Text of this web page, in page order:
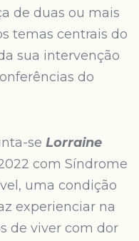
de duas ou mais
temas centrais do
sua intervenção
do
se Lorraine
com Síndrome
uma condição
experienciar na
de viver com dor